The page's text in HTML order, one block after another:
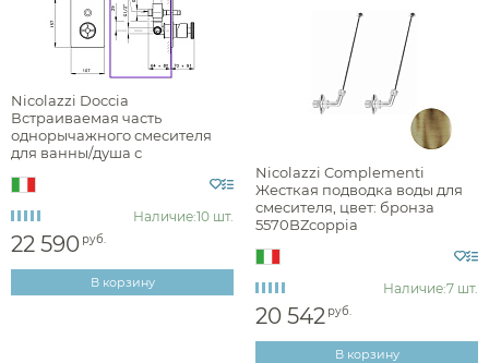
Nicolazzi
Наличие
Цвет
Nicolazzi Doccia
Встраиваемая часть
однорычажного смесителя
для ванны/душа с
Наличие:10 шт.
22 590 руб.
В корзину
Nicolazzi Complementi
Жесткая подводка воды для
смесителя, цвет: бронза
5570BZcoppia
Наличие:7 шт.
20 542 руб.
В корзину